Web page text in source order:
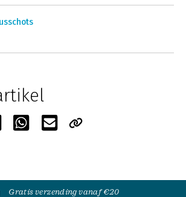
Gratis verzending vanaf €20